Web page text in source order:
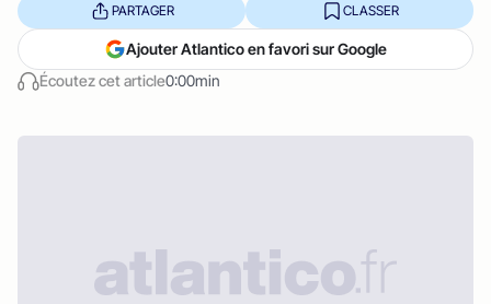
Écoutez cet article0:00min
PARTAGER CLASSER
Ajouter Atlantico en favori sur Google